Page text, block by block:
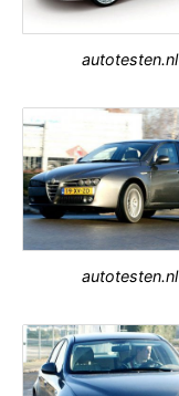
autotesten.nl
autotesten.nl